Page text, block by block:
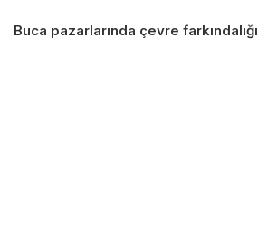
Buca pazarlarında çevre farkındalığı